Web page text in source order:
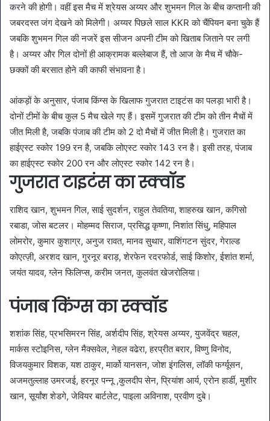
करने की होगी। वहीं इस मैच में श्रेयस अय्यर और शुभमन गिल के बीच कप्तानी की
जबरदस्त जंग देखने को मिलेगी। अय्यर पिछले साल KKR को चैंपियन बना चुके हैं
जबकि शुभमन गिल की नजरें इस सीजन अपनी टीम को खिताब जिताने पर लगी
है। अय्यर और गिल दोनों ही आक्रामक बल्लेबाज हैं, तो आज के मैच में चौके-
छक्कों की बरसात होने की काफी संभावना है।
आंकड़ों के अनुसार, पंजाब किंग्स के खिलाफ गुजरात टाइटंस का पलड़ा भारी है।
दोनों टीमों के बीच कुल 5 मैच खेले गए हैं। इसमें गुजरात की टीम को तीन मैचों में
जीत मिली है, जबकि पंजाब की टीम को 2 दो मैचों में जीत मिली है। गुजरात का
हाईएस्ट स्कोर 199 रन है, जबकि लोएस्ट स्कोर 143 रन है। इसी तरह, पंजाब
का हाईएस्ट स्कोर 200 रन और लोएस्ट स्कोर 142 रन है।
गुजरात टाइटंस का स्क्वॉड
राशिद खान, शुभमन गिल, साई सुदर्शन, राहुल तेवतिया, शाहरुख खान, कगिसो
रबाडा, जोस बटलर। मोहम्मद सिराज, प्रसिद्ध कृष्णा, निशांत सिंधु, महिपाल
लोमरोर, कुमार कुशाग्र, अनुज रावत, मानव सुथार, वाशिंगटन सुंदर, गेराल्ड
कोएत्ज़ी, अरशद खान, गुरनूर बराड़, शेरफेन रदरफोर्ड, साई किशोर, ईशांत शर्मा,
जयंत यादव, ग्लेन फिलिप्स, करीम जनत, कुलवंत खेजरोलिया।
पंजाब किंग्स का स्क्वॉड
शशांक सिंह, प्रभसिमरन सिंह, अर्शदीप सिंह, श्रेयस अय्यर, युजवेंद्र चहल,
मार्कस स्टोइनिस, ग्लेन मैक्सवेल, नेहल वढेरा, हरप्रीत बरार, विष्णु विनोद,
विजयकुमार विशक, यश ठाकुर, मार्को यानसन, जोश इंगलिस, लॉकी फर्ग्यूसन,
अजमतुल्लाह उमरजई, हरनूर पन्नू ,कुलदीप सेन, प्रियांश आर्य, एरोन हार्डी, मुशीर
खान, सूर्यांश शेडगे, जेवियर बार्टलेट, पाइला अविनाश, प्रवीण दुबे।